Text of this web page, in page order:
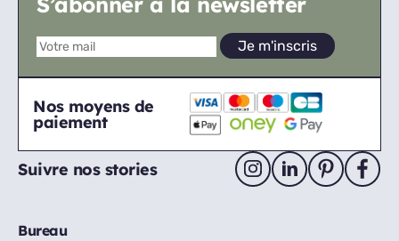
Nos moyens de
paiement
Suivre nos stories
Bureau